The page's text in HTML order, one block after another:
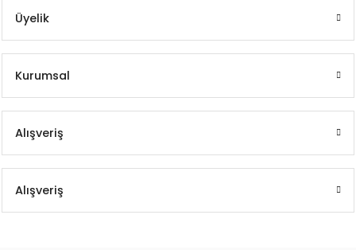
Üyelik
Kurumsal
Alışveriş
Alışveriş